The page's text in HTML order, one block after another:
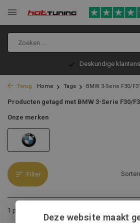
Deskundige
Terug Home Tags BMW 3-Serie F30/
Producten getagd met BMW 3-Serie F30/
Onze merken
Filter
1 product
Deze website maakt